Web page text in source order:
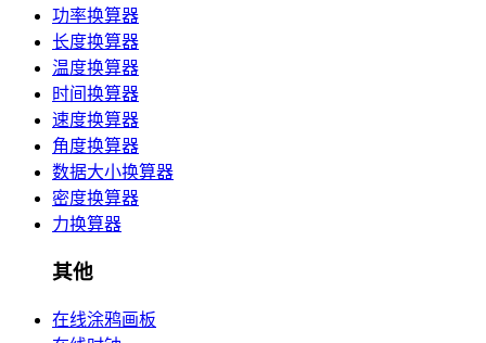
功率换算器
长度换算器
温度换算器
时间换算器
速度换算器
角度换算器
数据大小换算器
密度换算器
力换算器
其他
在线涂鸦画板